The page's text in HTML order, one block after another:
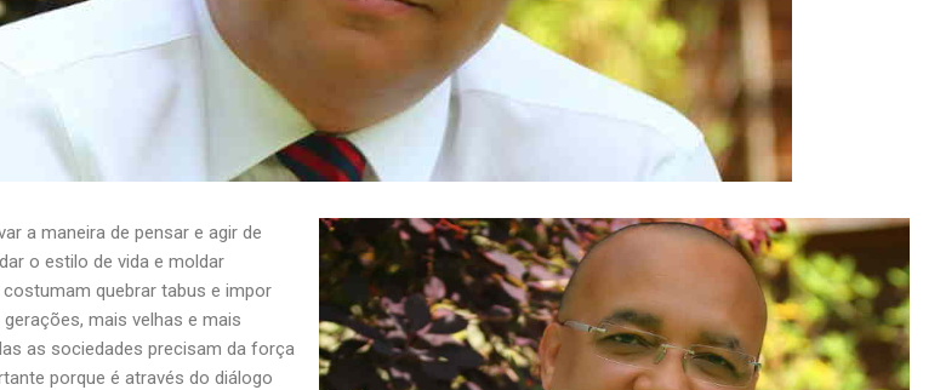
a maneira de pensar e agir de
o estilo de vida e moldar
quebrar tabus e impor
mais velhas e mais
as sociedades precisam da força
porque é através do diálogo